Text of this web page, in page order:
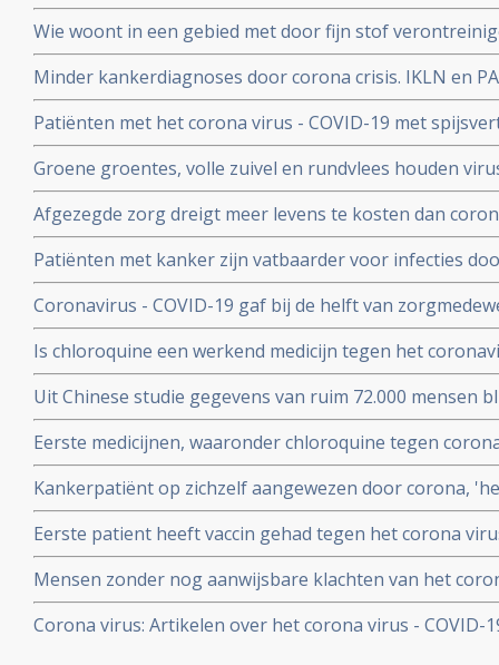
corona virus door bloedplasma behandeling van
Wie woont in een gebied met door fijn stof
groter risico op overlijden aan corona virus in
zuiverder lucht
Minder kankerdiagnoses door corona crisis. IKLN en
effecten op langere termijn schrijven zij in een brief.
Patiënten met het corona virus - COVID-19 met
slechtere prognose om te overleven dan patiënten
Groene groentes, volle zuivel en rundvlees houden
blijkt uit studie van kinderarts Ellen van der Gaag. En
virus (COVID-19)
Afgezegde zorg dreigt meer levens te kosten dan
van Gupta Strategists, een adviesbureau gericht op de
Patiënten met kanker zijn vatbaarder voor infecties
(beenmergonderdrukking) veroorzaakt door hun
overleden daardoor relatief meer kankerpatienten
Coronavirus - COVID-19 gaf bij de helft van
verkoudheid en geen koorts en zij bleven gewoon
onderzoek bij 86 zorgmedewerkers
Is chloroquine een werkend medicijn tegen het
wel op. Hier een paar studies
Uit Chinese studie gegevens van ruim 72.000 mensen
mensen besmet met het corona virus - Covid-19
herstelt
Eerste medicijnen, waaronder chloroquine tegen
uitstekend te werken. 80 procent minder virus in bloed,
onderzoekers
Kankerpatiënt op zichzelf aangewezen door corona,
NOS in een artikel
Eerste patient heeft vaccin gehad tegen het corona
Mensen zonder nog aanwijsbare klachten van het
besmet blijken het corona virus ook en zelfs nog
dan mensen met al wel aanwijsbare klachten
Corona virus: Artikelen over het corona virus - COVID-